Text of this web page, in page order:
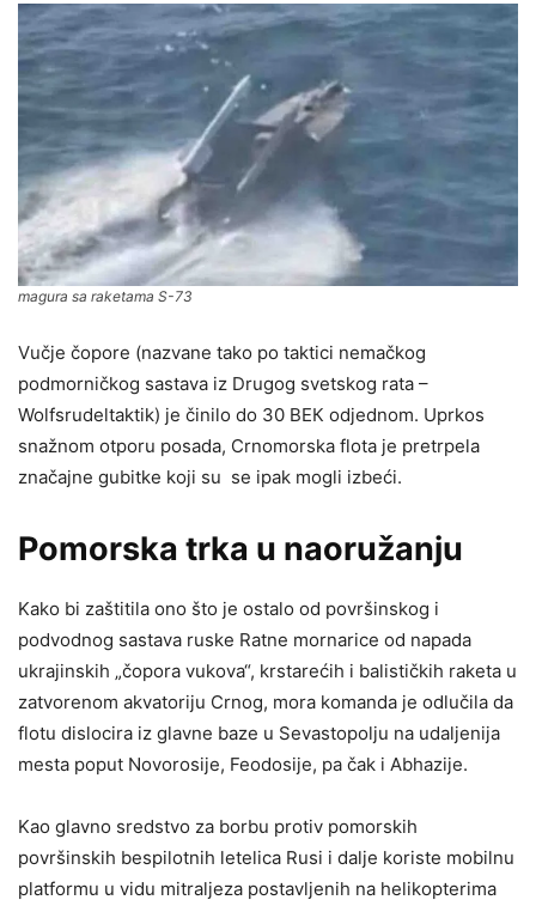
magura sa raketama S-73
Vučje čopore (nazvane tako po taktici nemačkog
podmorničkog sastava iz Drugog svetskog rata –
Wolfsrudeltaktik) је činilo do 30 BEК odjednom. Uprkos
snažnom otporu posada, Crnomorska flota je pretrpela
značajne gubitke koji su se ipak mogli izbeći.
Pomorska trka u naoružanju
Kako bi zaštitila ono što je ostalo od površinskog i
podvodnog sastava ruske Ratne mornarice od napada
ukrajinskih „čopora vukova“, krstarećih i balističkih raketa u
zatvorenom akvatoriju Crnog, mora komanda je odlučila da
flotu dislocira iz glavne baze u Sevastopolju na udaljenija
mesta poput Novorosije, Feodosije, pa čak i Abhazije.
Kao glavno sredstvo za borbu protiv pomorskih
površinskih bespilotnih letelica Rusi i dalje koriste mobilnu
platformu u vidu mitraljeza postavljenih na helikopterima